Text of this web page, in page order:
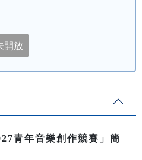
青年音樂創作競賽」簡